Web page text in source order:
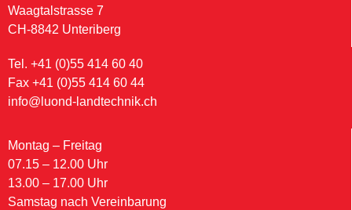
Waagtalstrasse 7
CH-8842 Unteriberg
Tel. +41 (0)55 414 60 40
Fax +41 (0)55 414 60 44
info@luond-landtechnik.ch
Montag – Freitag
07.15 – 12.00 Uhr
13.00 – 17.00 Uhr
Samstag nach Vereinbarung